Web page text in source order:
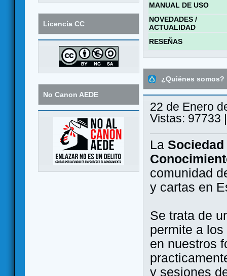
Licencia CC
No Canon AEDE
MANUAL DE USO
NOVEDADES /
ACTUALIDAD
RESEÑAS
¿Quiénes somos?
22 de Enero
Vistas: 97733
La
comunidad
y cartas en
Se trata de
permite a
en nuestros
y sesiones